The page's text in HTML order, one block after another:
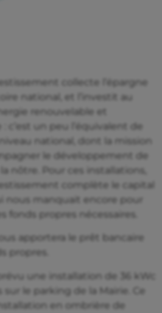
collecte l’épargne
national, et l’investit au
renouvelable et
: c’est un peu l’équivalent de
national, dont la mission
le développement de
nôtre. Pour ces installations,
complète le capital
nous manquait encore pour
fonds propres nécessaires.
apportera le prêt bancaire
propres.
une installation de 36 kWc
le parking de la Mairie. Ce
en ombrière de